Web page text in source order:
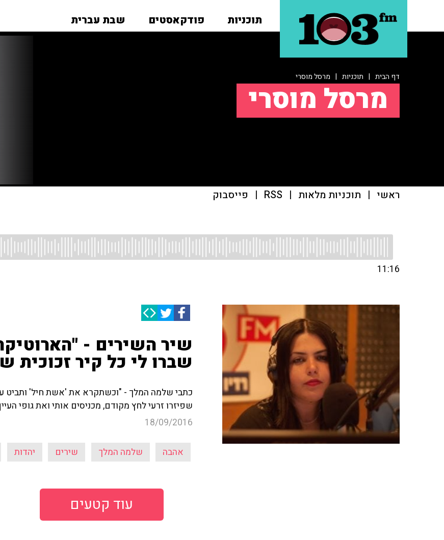
תוכניות פודקאסטים שבת עברית
דף הבית | תוכניות | מרסל מוסרי
מרסל מוסרי
ראשי | תוכניות מלאות |
RSS
| פייסבוק
11:16
שיר השירים -
שברו לי כל קיר זכוכית
כתבי שלמה המלך - "וכשתקרא את 'אשת חיל' ותביט
שפיזרו זרעי לחץ מקודם, מכניסים אותי ואת גופי
18/09/2016
אהבה שלמה המלך שירים יהדות
עוד קטעים